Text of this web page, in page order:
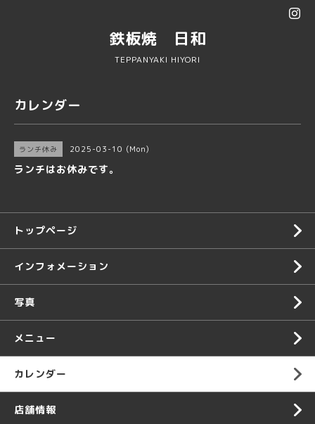
鉄板焼 日和
TEPPANYAKI HIYORI
カレンダー
ランチ休み 2025-03-10 (Mon)
ランチはお休みです。
トップページ
インフォメーション
写真
メニュー
カレンダー
店舗情報